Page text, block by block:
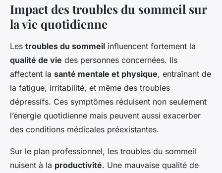
Impact des troubles du sommeil sur
la vie quotidienne
Les troubles du sommeil influencent fortement la
qualité de vie des personnes concernées. Ils
affectent la santé mentale et physique, entraînant de
la fatigue, irritabilité, et même des troubles
dépressifs. Ces symptômes réduisent non seulement
l’énergie quotidienne mais peuvent aussi exacerber
des conditions médicales préexistantes.
Sur le plan professionnel, les troubles du sommeil
nuisent à la productivité. Une mauvaise qualité de